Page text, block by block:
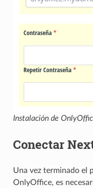
Instalación de
Conectar
Una vez terminado el
OnlyOffice, es